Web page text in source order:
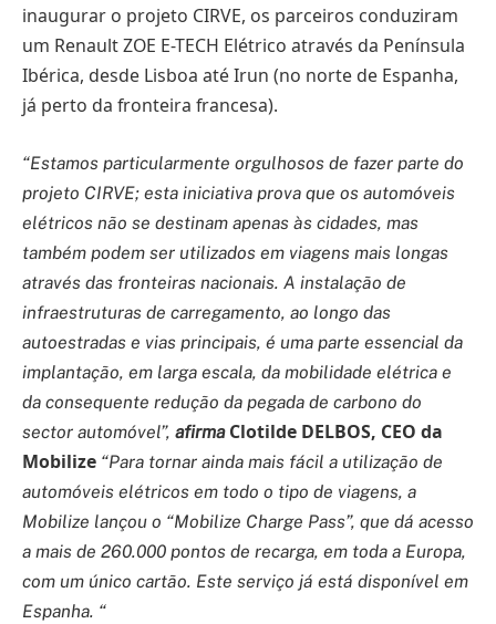
inaugurar o projeto CIRVE, os parceiros conduziram
um Renault ZOE E-TECH Elétrico através da Península
Ibérica, desde Lisboa até Irun (no norte de Espanha,
já perto da fronteira francesa).
“Estamos particularmente orgulhosos de fazer parte do
projeto CIRVE; esta iniciativa prova que os automóveis
elétricos não se destinam apenas às cidades, mas
também podem ser utilizados em viagens mais longas
através das fronteiras nacionais. A instalação de
infraestruturas de carregamento, ao longo das
autoestradas e vias principais, é uma parte essencial da
implantação, em larga escala, da mobilidade elétrica e
da consequente redução da pegada de carbono do
sector automóvel”, afirmaClotilde DELBOS, CEO da
Mobilize “Para tornar ainda mais fácil a utilização de
automóveis elétricos em todo o tipo de viagens, a
Mobilize lançou o “Mobilize Charge Pass”, que dá acesso
a mais de 260.000 pontos de recarga, em toda a Europa,
com um único cartão. Este serviço já está disponível em
Espanha. “